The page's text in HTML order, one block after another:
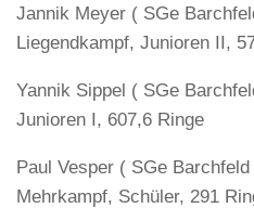
Jannik Meyer ( SGe
Liegendkampf, Junioren II,
Yannik Sippel ( SGe
Junioren I, 607,6 Ringe
Paul Vesper ( SGe
Mehrkampf, Schüler, 291